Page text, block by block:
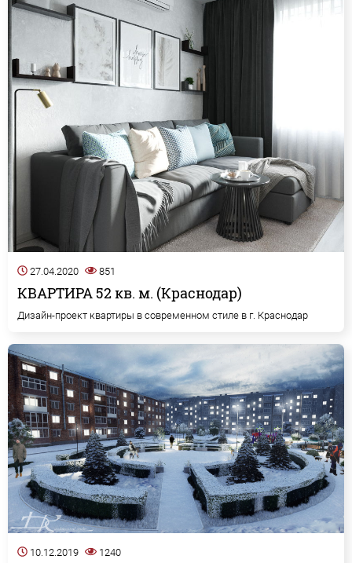
27.04.2020 851
КВАРТИРА 52 кв. м. (Краснодар)
Дизайн-проект квартиры в современном стиле в г. Краснодар
10.12.2019 1240